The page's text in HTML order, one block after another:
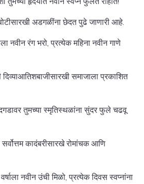
अडगळींना छेदत पुढे जाणारी आहे.
नवीन रंग भरो, प्रत्येक महिना नवीन गाणे
दिव्याआतिशबाजीसारखी समाजाला प्रकाशित
तुमच्या स्मृतिस्थळांना सुंदर फुले चढवू
कादंबरीसारखे रोमांचक आणि
नवीन उंची मिळो, प्रत्येक दिवस स्वप्नांना